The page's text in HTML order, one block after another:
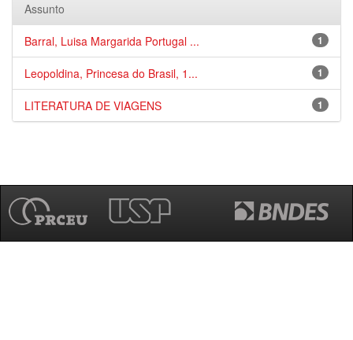
Assunto
1
Barral, Luisa Margarida Portugal ...
1
Leopoldina, Princesa do Brasil, 1...
1
LITERATURA DE VIAGENS